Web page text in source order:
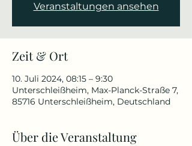
Veranstaltungen ansehen
Zeit & Ort
10. Juli 2024, 08:15 – 9:30
Unterschleißheim, Max-Planck-Straße 7,
85716 Unterschleißheim, Deutschland
Über die Veranstaltung